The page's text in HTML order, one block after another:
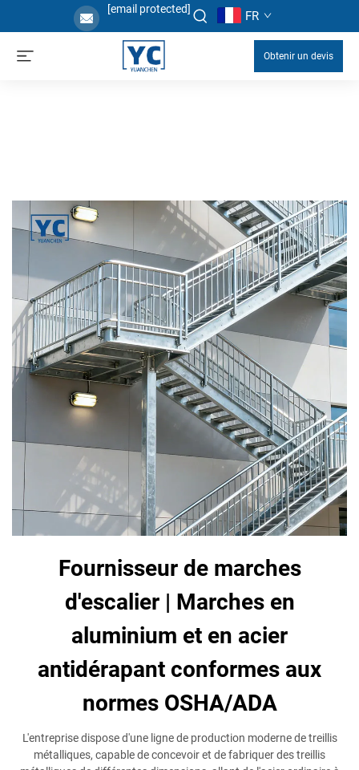
[email protected] FR
Obtenir un devis
Fournisseur de marches
d'escalier | Marches en
aluminium et en acier
antidérapant conformes aux
normes OSHA/ADA
L'entreprise dispose d'une ligne de production moderne de treillis
métalliques, capable de concevoir et de fabriquer des treillis